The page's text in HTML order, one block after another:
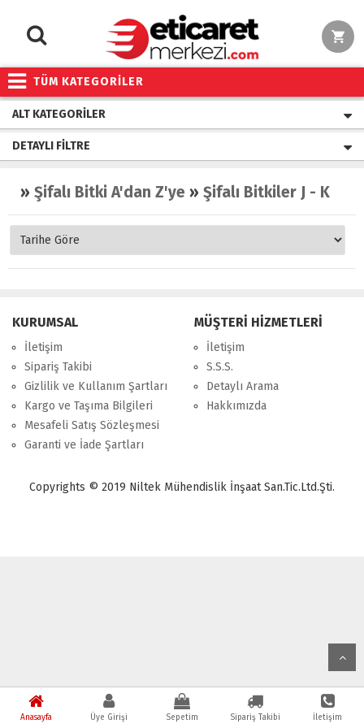
TÜM KATEGORİLER
Anasayfa Üye Girişi Sepetim Sipariş Takibi İletişim
ALT KATEGORILER
DETAYLI FILTRE
» Şifalı Bitki A'dan Z'ye » Şifalı Bitkiler J - K
KURUMSAL
İletişim
Sipariş Takibi
Gizlilik ve Kullanım Şartları
Kargo ve Taşıma Bilgileri
Mesafeli Satış Sözleşmesi
Garanti ve İade Şartları
MÜŞTERİ HİZMETLERİ
İletişim
S.S.S.
Detaylı Arama
Hakkımızda
Copyrights © 2019 Niltek Mühendislik İnşaat San.Tic.Ltd.Şti.